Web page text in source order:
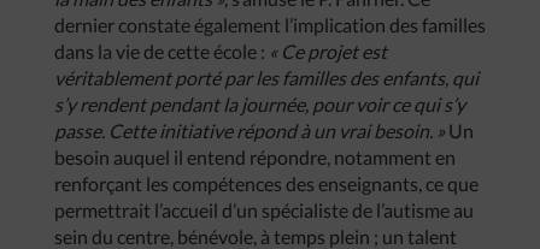
dernier constate également l’implication des familles
dans la vie de cette école : « Ce projet est
véritablement porté par les familles des enfants, qui
s’y rendent pendant la journée, pour voir ce qui s’y
passe. Cette initiative répond à un vrai besoin. » Un
besoin auquel il entend répondre, notamment en
renforçant les compétences des enseignants, ce que
permettrait l’accueil d’un spécialiste de l’autisme au
sein du centre, bénévole, à temps plein ; un talent